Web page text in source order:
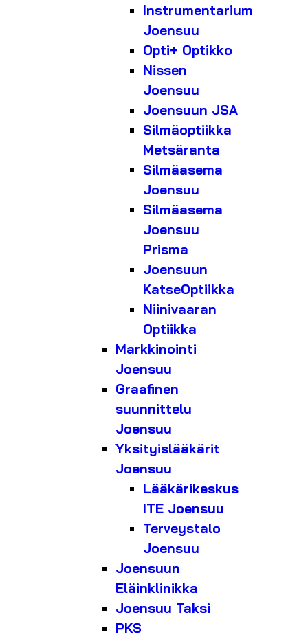
Instrumentarium
Joensuu
Opti+ Optikko
Nissen
Joensuu
Joensuun JSA
Silmäoptiikka
Metsäranta
Silmäasema
Joensuu
Silmäasema
Joensuu
Prisma
Joensuun
KatseOptiikka
Niinivaaran
Optiikka
Markkinointi
Joensuu
Graafinen
suunnittelu
Joensuu
Yksityislääkärit
Joensuu
Lääkärikeskus
ITE Joensuu
Terveystalo
Joensuu
Joensuun
Eläinklinikka
Joensuu Taksi
PKS